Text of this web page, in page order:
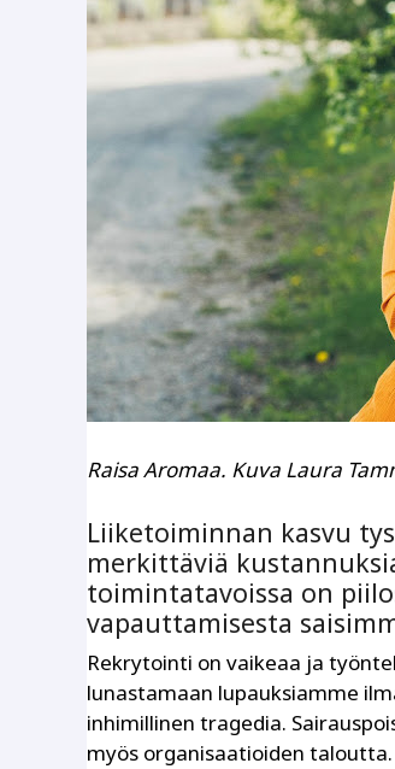
Raisa Aromaa. Kuva Laura
Liiketoiminnan kasvu
merkittäviä
toimintatavoissa on
vapauttamisesta
Rekrytointi on vaikeaa ja
lunastamaan lupauksiamme
inhimillinen tragedia.
myös organisaatioiden taloutta.